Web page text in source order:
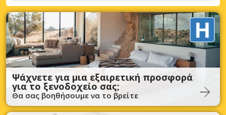
Ψάχνετε για μια εξαιρετική προσφορά
για το ξενοδοχείο σας;
Θα σας βοηθήσουμε να το βρείτε